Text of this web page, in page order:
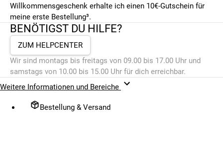
Willkommensgeschenk erhalte ich einen 10€-Gutschein für
meine erste Bestellung³.
BENÖTIGST DU HILFE?
ZUM HELPCENTER
Wir sind montags bis freitags von 09.00 bis 17.00 Uhr und
samstags von 10.00 bis 15.00 Uhr für dich erreichbar.
Weitere Informationen und Bereiche
Bestellung & Versand